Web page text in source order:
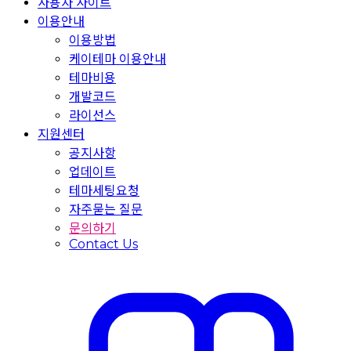
이용안내
이용방법
케이테마 이용안내
테마비용
개발코드
라이선스
지원센터
공지사항
업데이트
테마세팅요청
자주묻는 질문
문의하기
Contact Us